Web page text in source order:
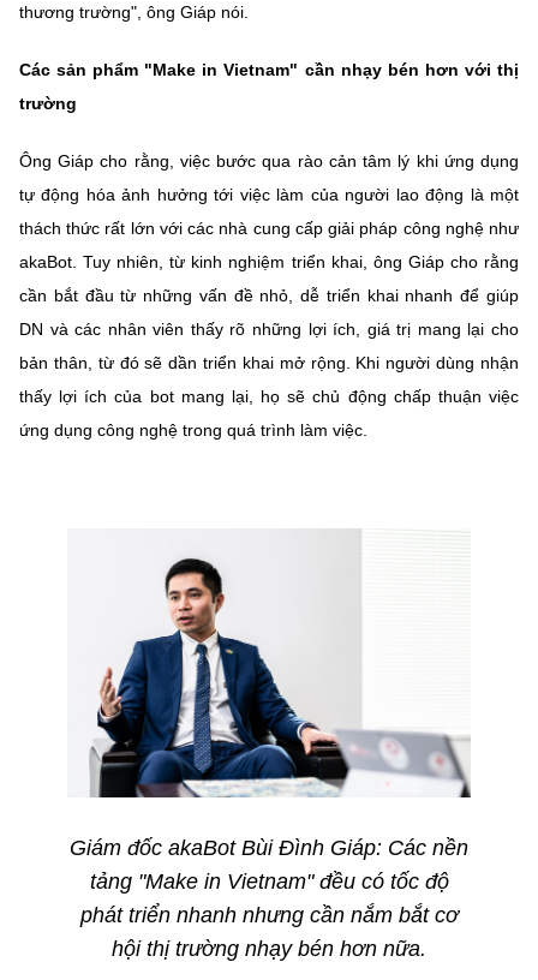
thương trường", ông Giáp nói.
Các sản phẩm "Make in Vietnam" cần nhạy bén hơn với thị
trường
Ông Giáp cho rằng, việc bước qua rào cản tâm lý khi ứng dụng
tự động hóa ảnh hưởng tới việc làm của người lao động là một
thách thức rất lớn với các nhà cung cấp giải pháp công nghệ như
akaBot. Tuy nhiên, từ kinh nghiệm triển khai, ông Giáp cho rằng
cần bắt đầu từ những vấn đề nhỏ, dễ triển khai nhanh để giúp
DN và các nhân viên thấy rõ những lợi ích, giá trị mang lại cho
bản thân, từ đó sẽ dần triển khai mở rộng. Khi người dùng nhận
thấy lợi ích của bot mang lại, họ sẽ chủ động chấp thuận việc
ứng dụng công nghệ trong quá trình làm việc.
Giám đốc akaBot Bùi Đình Giáp: Các nền
tảng "Make in Vietnam" đều có tốc độ
phát triển nhanh nhưng cần nắm bắt cơ
hội thị trường nhạy bén hơn nữa.